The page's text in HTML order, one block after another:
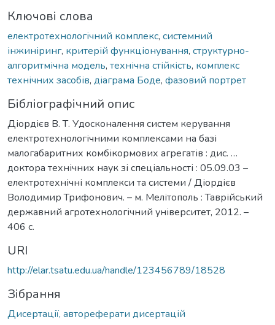
Ключові слова
електротехнологічний комплекс, системний
інжиніринг, критерій функціонування, структурно-
алгоритмічна модель, технічна стійкість, комплекс
технічних засобів, діаграма Боде, фазовий портрет
Бібліографічний опис
Діордієв В. Т. Удосконалення систем керування
електротехнологічними комплексами на базі
малогабаритних комбікормових агрегатів : дис. …
доктора технічних наук зі спеціальності : 05.09.03 –
електротехнічні комплекси та системи / Діордієв
Володимир Трифонович. – м. Мелітополь : Таврійський
державний агротехнологічний університет, 2012. –
406 с.
URI
http://elar.tsatu.edu.ua/handle/123456789/18528
Зібрання
Дисертації, автореферати дисертацій